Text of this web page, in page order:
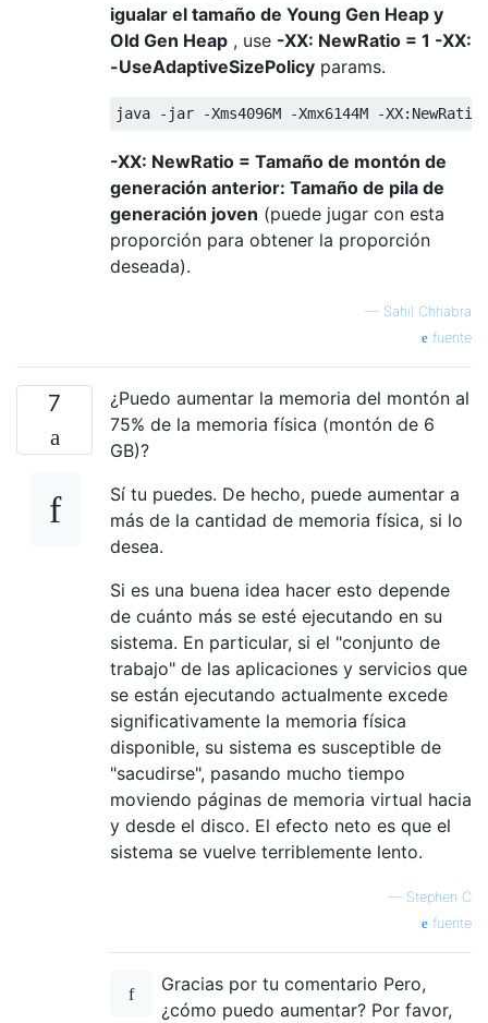
igualar el tamaño de Young Gen Heap y
Old Gen Heap , use -XX: NewRatio = 1 -XX:
-UseAdaptiveSizePolicy params.
java - jar -Xms4096M -Xmx6144M -XX: NewRatio
-XX: NewRatio = Tamaño de montón de
generación anterior: Tamaño de pila de
generación joven (puede jugar con esta
proporción para obtener la proporción
deseada).
— Sahil Chhabra
fuente
7
¿Puedo aumentar la memoria del montón al
75% de la memoria física (montón de 6
GB)?
Sí tu puedes. De hecho, puede aumentar a
más de la cantidad de memoria física, si lo
desea.
Si es una buena idea hacer esto depende
de cuánto más se esté ejecutando en su
sistema. En particular, si el "conjunto de
trabajo" de las aplicaciones y servicios que
se están ejecutando actualmente excede
significativamente la memoria física
disponible, su sistema es susceptible de
"sacudirse", pasando mucho tiempo
moviendo páginas de memoria virtual hacia
y desde el disco. El efecto neto es que el
sistema se vuelve terriblemente lento.
— Stephen C
fuente
Gracias por tu comentario Pero,
¿cómo puedo aumentar? Por favor,